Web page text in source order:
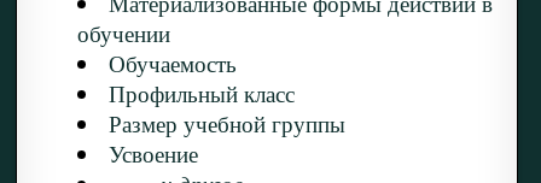
обучении
Обучаемость
Профильный класс
Размер учебной группы
Усвоение